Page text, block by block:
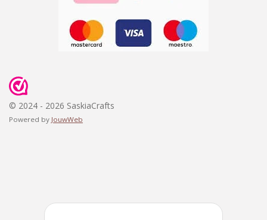
© 2024 - 2026 SaskiaCrafts
Powered by JouwWeb